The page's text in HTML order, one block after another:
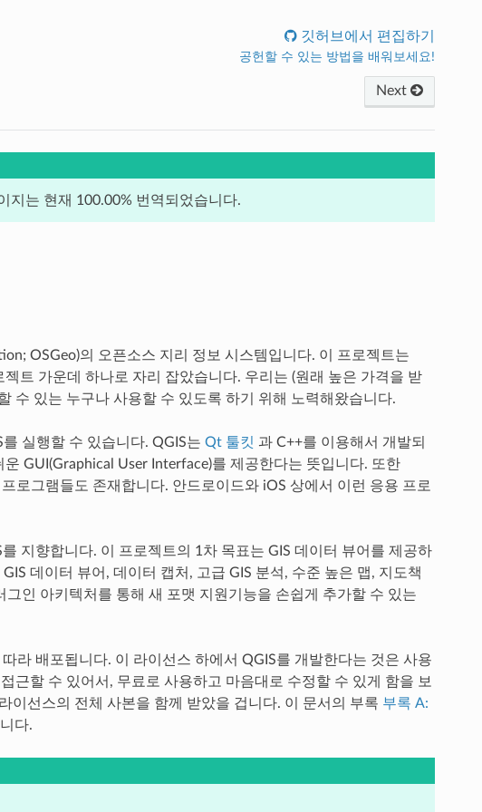
깃허브에서 편집하기
공헌할 수 있는 방법을 배워보세요!
Next
지는 현재 100.00% 번역되었습니다.
OSGeo)의 오픈소스 지리 정보 시스템입니다. 이 프로젝트는
트 가운데 하나로 자리 잡았습니다. 우리는 (원래 높은 가격을 받
수 있는 누구나 사용할 수 있도록 하기 위해 노력해왔습니다.
실행할 수 있습니다. QGIS는 Qt 툴킷 과 C++를 이용해서 개발되
GUI(Graphical User Interface)를 제공한다는 뜻입니다. 또한
로그램들도 존재합니다. 안드로이드와 iOS 상에서 이런 응용 프로
지향합니다. 이 프로젝트의 1차 목표는 GIS 데이터 뷰어를 제공하
데이터 뷰어, 데이터 캡처, 고급 GIS 분석, 수준 높은 맵, 지도책
인 아키텍처를 통해 새 포맷 지원기능을 손쉽게 추가할 수 있는
라 배포됩니다. 이 라이선스 하에서 QGIS를 개발한다는 것은 사용
근할 수 있어서, 무료로 사용하고 마음대로 수정할 수 있게 함을 보
이선스의 전체 사본을 함께 받았을 겁니다. 이 문서의 부록 부록 A:
다.